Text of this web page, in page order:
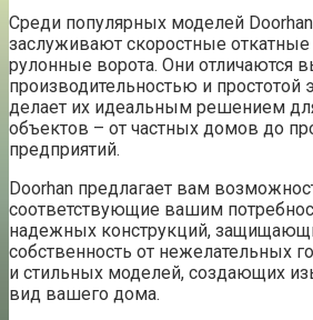
Среди популярных моделей
заслуживают скоростные
рулонные ворота. Они отличаются
производительностью и простотой
делает их идеальным решением
объектов – от частных домов до
предприятий.
Doorhan предлагает вам
соответствующие вашим
надежных конструкций,
собственность от нежелательных
и стильных моделей, создающих
вид вашего дома.